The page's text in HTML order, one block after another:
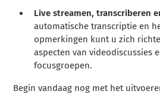
Live streamen, transcriberen
automatische transcriptie en
opmerkingen kunt u zich
aspecten van videodiscussies
focusgroepen.
Begin vandaag nog met het